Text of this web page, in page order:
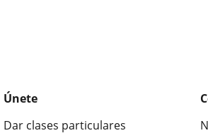
Únete
Dar clases particulares